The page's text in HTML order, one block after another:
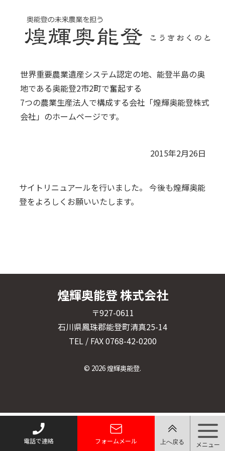
世界重要農業遺産システム認定の地、能登半島の奥
地である奥能登2市2町で奮起する
7つの農業生産法人で構成する会社「煌輝奥能登株式
会社」のホームページです。
2015年2月26日
サイトリニュアールを行いました。 今後も煌輝奥能
登をよろしくお願いいたします。
煌輝奥能登 株式会社
〒927-0611
石川県鳳珠郡能登町清真25-14
TEL / FAX 0768-42-0200
© 2026 煌輝奥能登.
電話で連絡 フォームメール